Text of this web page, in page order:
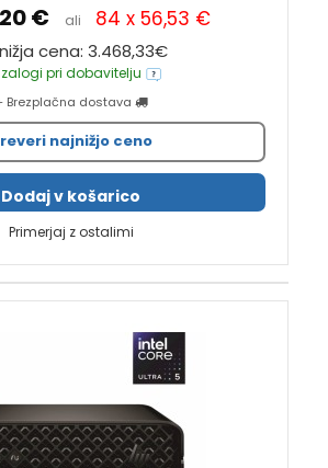
€ ali 84 x 56,53 €
cena: 3.468,33€
pri dobavitelju
Brezplačna dostava
najnižjo ceno
Dodaj v košarico
Primerjaj z ostalimi